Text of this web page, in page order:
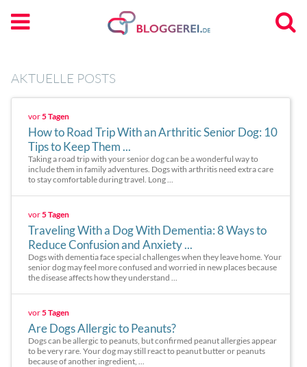
AKTUELLE POSTS
vor5 Tagen
How to Road Trip With an Arthritic Senior Dog: 10
Tips to Keep Them ...
Taking a road trip with your senior dog can be a wonderful way to
include them in family adventures. Dogs with arthritis need extra care
to stay comfortable during travel. Long ...
vor5 Tagen
Traveling With a Dog With Dementia: 8 Ways to
Reduce Confusion and Anxiety ...
Dogs with dementia face special challenges when they leave home. Your
senior dog may feel more confused and worried in new places because
the disease affects how they understand ...
vor5 Tagen
Are Dogs Allergic to Peanuts?
Dogs can be allergic to peanuts, but confirmed peanut allergies appear
to be very rare. Your dog may still react to peanut butter or peanuts
because of another ingredient, ...